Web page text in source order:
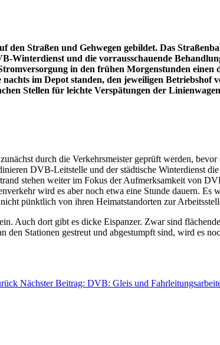
den Straßen und Gehwegen gebildet. Das
Winterdienst und die vorrausschauende
in den frühen Morgenstunden einen
im Depot standen, den jeweiligen Betriebshof
Stellen für leichte Verspätungen der
durch die Verkehrsmeister geprüft werden,
DVB-Leitstelle und der städtische Winterdienst
stehen weiter im Fokus der Aufmerksamkeit von
wird es aber noch etwa eine Stunde dauern. Es
pünktlich von ihren Heimatstandorten zur
Auch dort gibt es dicke Eispanzer. Zwar sind
den Stationen gestreut und abgestumpft sind, wird es
Nächster Beitrag: DVB: Gleis und